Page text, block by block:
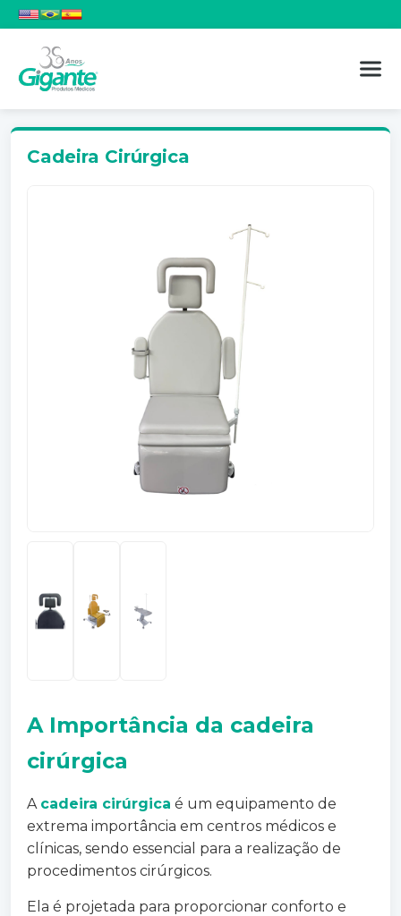
Cadeira Cirúrgica
A Importância da cadeira
cirúrgica
A cadeira cirúrgica é um equipamento de
extrema importância em centros médicos e
clínicas, sendo essencial para a realização de
procedimentos cirúrgicos.
Ela é projetada para proporcionar conforto e